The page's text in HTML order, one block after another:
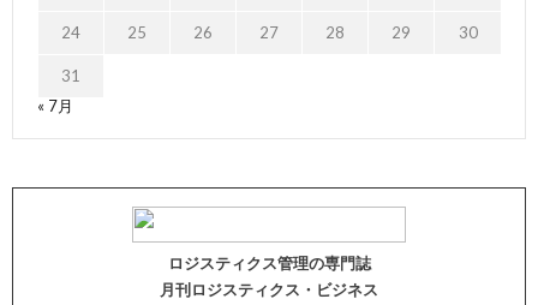
24 25 26 27 28 29 30
31
« 7月
ロジスティクス管理の専門誌
月刊ロジスティクス・ビジネス